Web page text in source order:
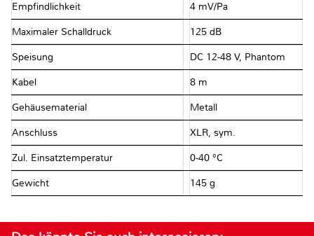
Empfindlichkeit 4 mV/Pa
Maximaler Schalldruck 125 dB
Speisung DC 12-48 V, Phantom
Kabel 8 m
Gehäusematerial Metall
Anschluss XLR, sym.
Zul. Einsatztemperatur 0-40 °C
Gewicht 145 g